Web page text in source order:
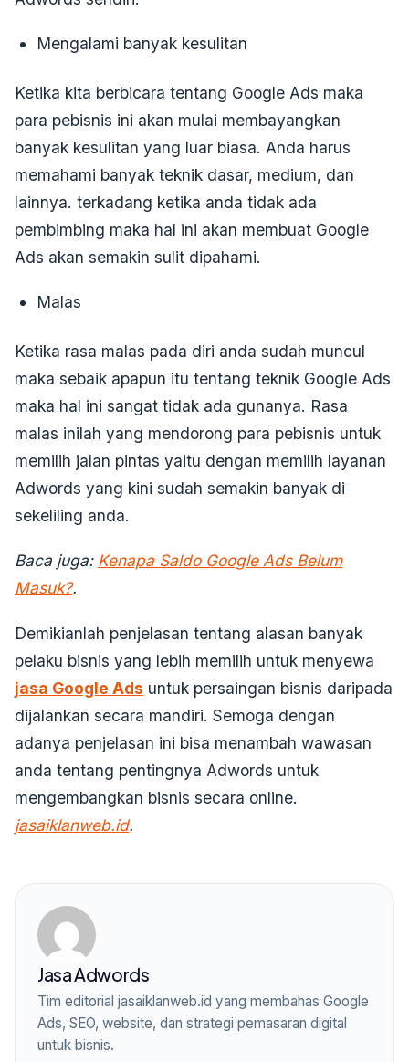
Mengalami banyak kesulitan
Ketika kita berbicara tentang Google Ads maka
para pebisnis ini akan mulai membayangkan
banyak kesulitan yang luar biasa. Anda harus
memahami banyak teknik dasar, medium, dan
lainnya. terkadang ketika anda tidak ada
pembimbing maka hal ini akan membuat Google
Ads akan semakin sulit dipahami.
Malas
Ketika rasa malas pada diri anda sudah muncul
maka sebaik apapun itu tentang teknik Google Ads
maka hal ini sangat tidak ada gunanya. Rasa
malas inilah yang mendorong para pebisnis untuk
memilih jalan pintas yaitu dengan memilih layanan
Adwords yang kini sudah semakin banyak di
sekeliling anda.
Baca juga: Kenapa Saldo Google Ads Belum
Masuk?.
Demikianlah penjelasan tentang alasan banyak
pelaku bisnis yang lebih memilih untuk menyewa
jasa Google Ads untuk persaingan bisnis daripada
dijalankan secara mandiri. Semoga dengan
adanya penjelasan ini bisa menambah wawasan
anda tentang pentingnya Adwords untuk
mengembangkan bisnis secara online.
jasaiklanweb.id.
Jasa Adwords
Tim editorial jasaiklanweb.id yang membahas Google
Ads, SEO, website, dan strategi pemasaran digital
untuk bisnis.